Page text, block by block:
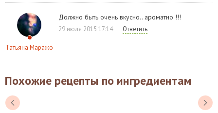
Татьяна Маражо
Должно быть очень вкусно.. ароматно !!!
29 июля 2015 17:14 Ответить
Похожие рецепты по ингредиентам